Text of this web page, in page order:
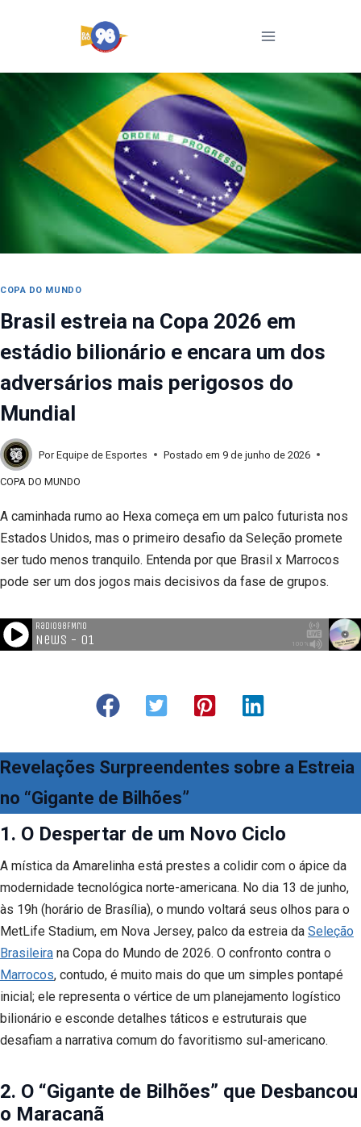
Conteúdo
COPA DO MUNDO
Brasil estreia na Copa 2026 em
estádio bilionário e encara um dos
adversários mais perigosos do
Mundial
Por Equipe de Esportes Postado em 9 de junho de 2026
COPA DO MUNDO
A caminhada rumo ao Hexa começa em um palco futurista nos
Estados Unidos, mas o primeiro desafio da Seleção promete
ser tudo menos tranquilo. Entenda por que Brasil x Marrocos
pode ser um dos jogos mais decisivos da fase de grupos.
Revelações Surpreendentes sobre a Estreia
no “Gigante de Bilhões”
1. O Despertar de um Novo Ciclo
A mística da Amarelinha está prestes a colidir com o ápice da
modernidade tecnológica norte-americana. No dia 13 de junho,
às 19h (horário de Brasília), o mundo voltará seus olhos para o
MetLife Stadium, em Nova Jersey, palco da estreia da Seleção
Brasileira na Copa do Mundo de 2026. O confronto contra o
Marrocos, contudo, é muito mais do que um simples pontapé
inicial; ele representa o vértice de um planejamento logístico
bilionário e esconde detalhes táticos e estruturais que
desafiam a narrativa comum do favoritismo sul-americano.
2. O “Gigante de Bilhões” que Desbancou
o Maracanã